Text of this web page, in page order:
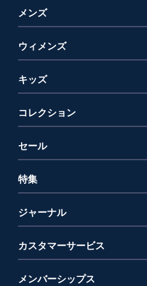
メンズ
ウィメンズ
キッズ
コレクション
セール
特集
ジャーナル
カスタマーサービス
メンバーシップス